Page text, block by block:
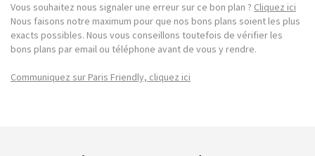
Vous souhaitez nous signaler une erreur sur ce bon plan ? Cliquez ici
Nous faisons notre maximum pour que nos bons plans soient les plus
exacts possibles. Nous vous conseillons toutefois de vérifier les
bons plans par email ou téléphone avant de vous y rendre.
Communiquez sur Paris Friendly, cliquez ici